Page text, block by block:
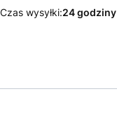
Czas wysyłki:24 godziny